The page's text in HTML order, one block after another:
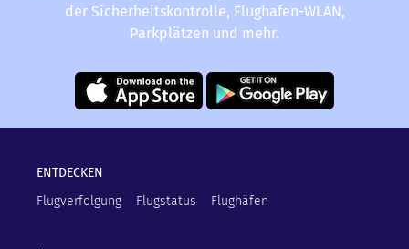
der Sicherheitskontrolle, Flughafen-WLAN,
Parkplätzen und mehr.
ENTDECKEN
Flugverfolgung
Flugstatus Flughäfen